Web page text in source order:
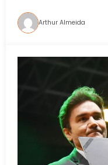
Arthur Almeida